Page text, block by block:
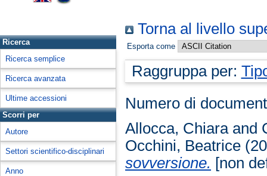
Ricerca
Ricerca semplice
Ricerca avanzata
Ultime accessioni
Scorri per
Autore
Settori scientifico-disciplinari
Anno
Torna al livello
Esporta come
Raggruppa per:
Numero di
Allocca, Chiaraand
Occhini, Beatrice
sovversione. [non